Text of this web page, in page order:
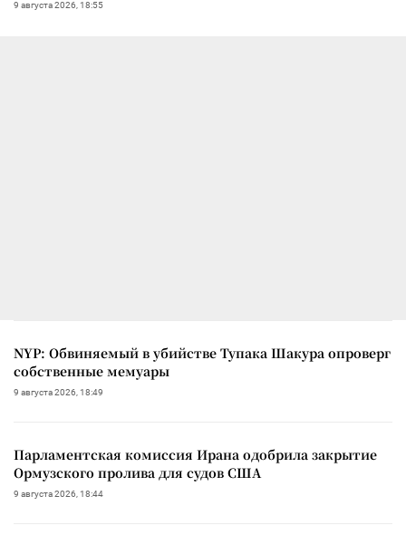
9 августа 2026, 18:55
NYP: Обвиняемый в убийстве Тупака Шакура опроверг
собственные мемуары
9 августа 2026, 18:49
Парламентская комиссия Ирана одобрила закрытие
Ормузского пролива для судов США
9 августа 2026, 18:44